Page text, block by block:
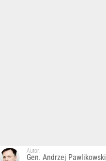
Autor:
Gen. Andrzej Pawlikowski